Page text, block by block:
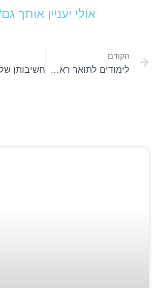
אולי יעניין אותך
הקודם
לימודים לתואר ראשון: כמה דברים שצריך לעשות לפני הרישום